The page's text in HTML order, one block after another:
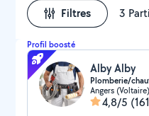
Filtres 3
Profil boosté
Alby Alby
Plomberie/
Angers (Voltaire)
4,8/5